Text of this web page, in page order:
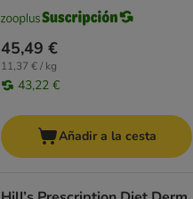
45,49 €
11,37 € / kg
43,22 €
Añadir a la cesta